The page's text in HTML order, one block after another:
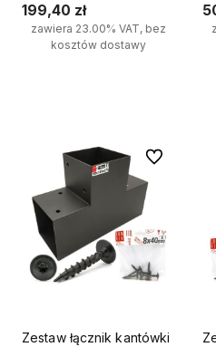
199,40 zł
zawiera 23.00% VAT, bez
kosztów dostawy
Zestaw łącznik kantówki
Do ulubionych